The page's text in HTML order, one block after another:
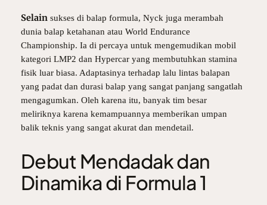
Selain sukses di balap formula, Nyck juga merambah
dunia balap ketahanan atau World Endurance
Championship. Ia di percaya untuk mengemudikan mobil
kategori LMP2 dan Hypercar yang membutuhkan stamina
fisik luar biasa. Adaptasinya terhadap lalu lintas balapan
yang padat dan durasi balap yang sangat panjang sangatlah
mengagumkan. Oleh karena itu, banyak tim besar
meliriknya karena kemampuannya memberikan umpan
balik teknis yang sangat akurat dan mendetail.
Debut Mendadak dan
Dinamika di Formula 1